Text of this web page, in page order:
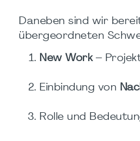
Daneben sind wir
übergeordneten
New Work–
Einbindung von
Rolle und